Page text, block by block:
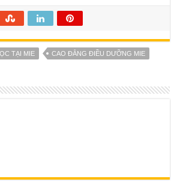
TẠI MIE CAO ĐẲNG ĐIỀU DƯỠNG MIE